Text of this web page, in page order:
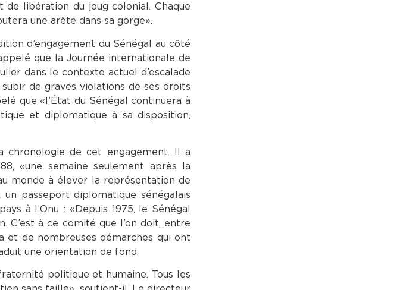
libération du joug colonial. Chaque
une arête dans sa gorge».
d’engagement du Sénégal au côté
que la Journée internationale de
dans le contexte actuel d’escalade
de graves violations de ses droits
que «l’État du Sénégal continuera à
et diplomatique à sa disposition,
chronologie de cet engagement. Il a
«une semaine seulement après la
monde à élever la représentation de
un passeport diplomatique sénégalais
à l’Onu : «Depuis 1975, le Sénégal
C’est à ce comité que l’on doit, entre
et de nombreuses démarches qui ont
une orientation de fond.
politique et humaine. Tous les